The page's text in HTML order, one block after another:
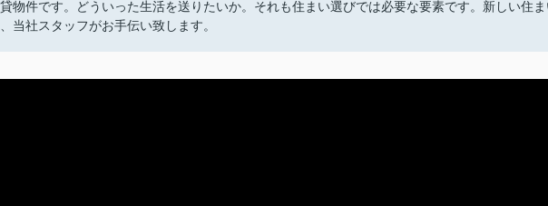
物件です。どういった生活を送りたいか。それも住まい選びでは必要な要素です。新しい住
当社スタッフがお手伝い致します。